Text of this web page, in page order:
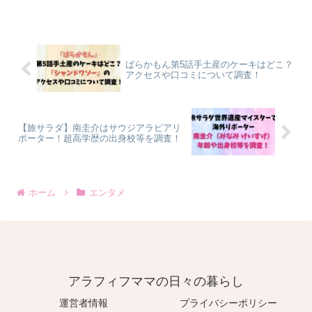
ばらかもん第5話手土産のケーキはどこ？
アクセスや口コミについて調査！
【旅サラダ】南圭介はサウジアラビアリ
ポーター！超高学歴の出身校等を調査！
ホーム エンタメ
アラフィフママの日々の暮らし
運営者情報 プライバシーポリシー